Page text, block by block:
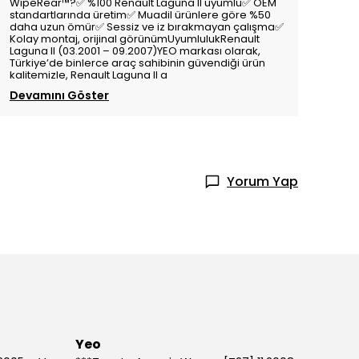
standartlarında üretim✅ Muadil ürünlere göre %50
daha uzun ömür✅ Sessiz ve iz bırakmayan çalışma✅
Kolay montaj, orijinal görünümUyumlulukRenault
Laguna II (03.2001 – 09.2007)YEO markası olarak,
Türkiye’de binlerce araç sahibinin güvendiği ürün
kalitemizle, Renault Laguna II a
Devamını Göster
Yorum Yap
Yeo